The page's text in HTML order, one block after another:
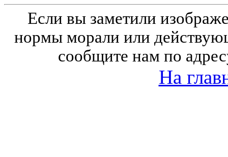
Если вы заметили
нормы морали или
сообщите нам по
На